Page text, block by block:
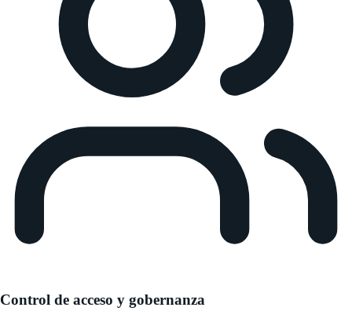
Control de acceso y gobernanza